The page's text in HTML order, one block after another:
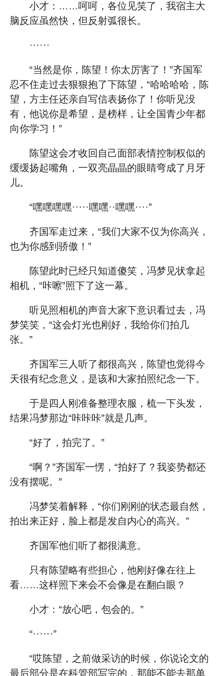
小才：……呵呵，各位见笑了，我宿主大
脑反应虽然快，但反射弧很长。
······
“当然是你，陈望！你太厉害了！”齐国军
忍不住走过去狠狠抱了下陈望，“哈哈哈哈，陈
望，方主任还亲自写信表扬你了！你听见没
有，他说你是希望，是榜样，让全国青少年都
向你学习！”
陈望这会才收回自己面部表情控制权似的
缓缓扬起嘴角，一双亮晶晶的眼睛弯成了月牙
儿。
“嘿嘿嘿嘿·····嘿嘿··嘿嘿····”
齐国军走过来，“我们大家不仅为你高兴，
也为你感到骄傲！”
陈望此时已经只知道傻笑，冯梦见状拿起
相机，“咔嚓”照下了这一幕。
听见照相机的声音大家下意识看过去，冯
梦笑笑，“这会灯光也刚好，我给你们拍几
张。”
齐国军三人听了都很高兴，陈望也觉得今
天很有纪念意义，是该和大家拍照纪念一下。
于是四人刚准备整理衣服，梳一下头发，
结果冯梦那边“咔咔咔”就是几声。
“好了，拍完了。”
“啊？”齐国军一愣，“拍好了？我姿势都还
没有摆呢。”
冯梦笑着解释，“你们刚刚的状态最自然，
拍出来正好，脸上都是发自内心的高兴。”
齐国军他们听了都很满意。
只有陈望略有些担心，他刚好像在往上
看……这样照下来会不会像是在翻白眼？
小才：“放心吧，包会的。”
“······”
“哎陈望，之前做采访的时候，你说论文的
最后部分是在科管部写完的，那能不能去那单